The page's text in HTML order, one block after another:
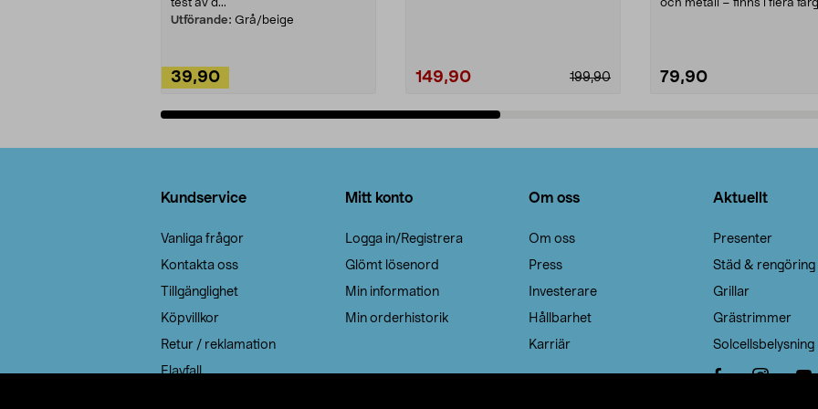
test av d...
Utförande: Grå/beige
39,90 199,90
149,90
och metall – finns i flera
79,90
Kundservice
Vanliga frågor
Kontakta oss
Tillgänglighet
Köpvillkor
Retur / reklamation
Elavfall
Mitt konto
Logga in/Registrera
Glömt lösenord
Min information
Min orderhistorik
Om oss
Om oss
Press
Investerare
Hållbarhet
Karriär
Aktuellt
Presenter
Städ & rengöring
Grillar
Grästrimmer
Solcellsbelysning